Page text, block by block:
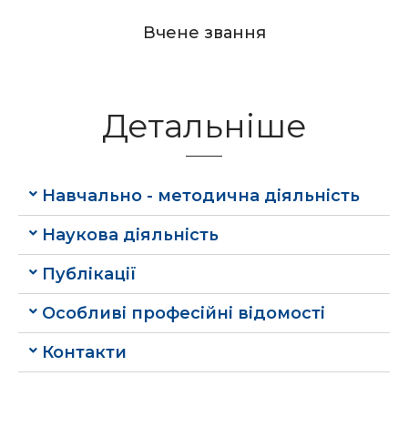
Вчене звання
Детальніше
Навчально - методична діяльність
Наукова діяльність
Публікації
Особливі професійні відомості
Контакти